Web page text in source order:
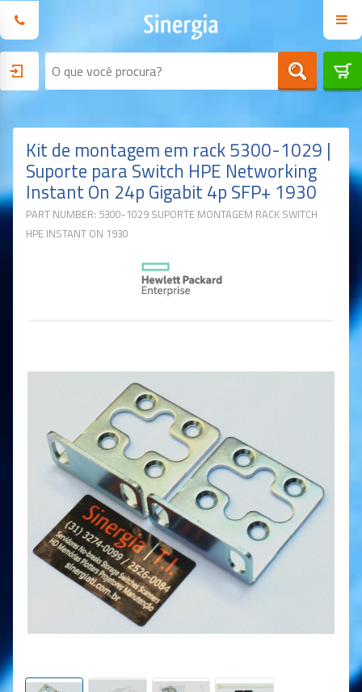
Kit de montagem em rack 5300-1029 |
Suporte para Switch HPE Networking
Instant On 24p Gigabit 4p SFP+ 1930
PART NUMBER: 5300-1029 SUPORTE MONTAGEM RACK SWITCH
HPE INSTANT ON 1930